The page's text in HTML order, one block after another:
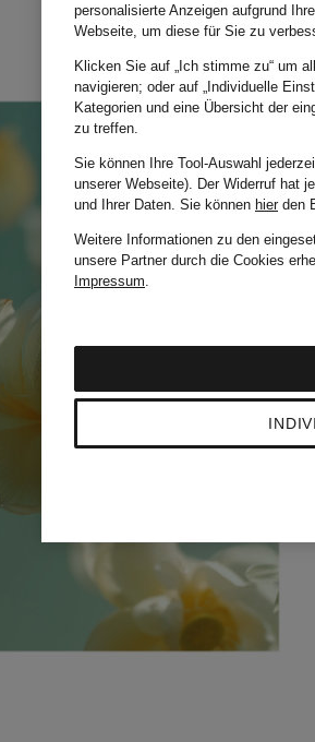
personalisierte Anzeigen aufgrund
Webseite, um diese für Sie zu
Klicken Sie auf „Ich stimme zu“ um
navigieren; oder auf „Individuelle
Kategorien und eine Übersicht der
zu treffen.
Sie können Ihre Tool-Auswahl
unserer Webseite). Der Widerruf hat
und Ihrer Daten. Sie können hierden
Weitere Informationen zu den
unsere Partner durch die Cookies
Impressum.